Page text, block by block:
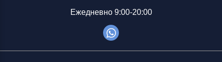
Ежедневно 9:00-20:00